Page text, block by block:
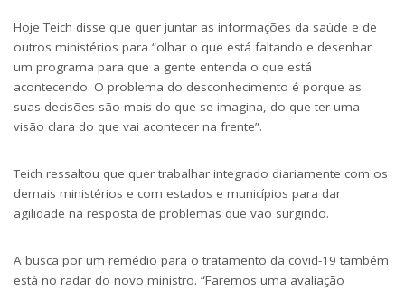
Hoje Teich disse que quer juntar as informações da saúde e de
outros ministérios para “olhar o que está faltando e desenhar
um programa para que a gente entenda o que está
acontecendo. O problema do desconhecimento é porque as
suas decisões são mais do que se imagina, do que ter uma
visão clara do que vai acontecer na frente”.
Teich ressaltou que quer trabalhar integrado diariamente com os
demais ministérios e com estados e municípios para dar
agilidade na resposta de problemas que vão surgindo.
A busca por um remédio para o tratamento da covid-19 também
está no radar do novo ministro. “Faremos uma avaliação